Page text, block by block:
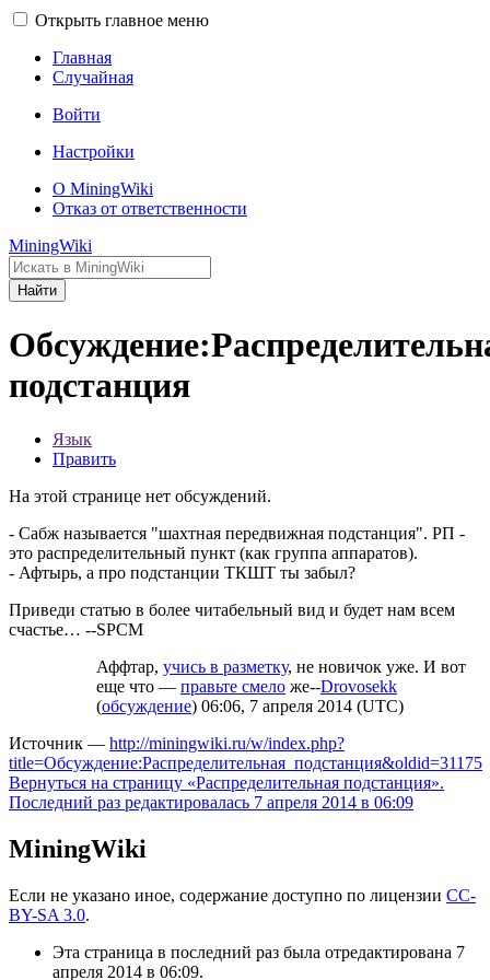
Открыть главное меню
Главная
Случайная
Войти
Настройки
О MiningWiki
Отказ от ответственности
MiningWiki
Найти
подстанция
Язык
Править
На этой странице нет обсуждений.
- Сабж называется "шахтная передвижная подстанция". РП -
это распределительный пункт (как группа аппаратов).
- Афтырь, а про подстанции ТКШТ ты забыл?
Приведи статью в более читабельный вид и будет нам всем
счастье… --SPCM
Аффтар, учись в разметку, не новичок уже. И вот
еще что — правьте смело же--Drovosekk
(обсуждение) 06:06, 7 апреля 2014 (UTC)
Источник — http://miningwiki.ru/w/index.php?
title=Обсуждение:Распределительная_подстанция&oldid=31175
Вернуться на страницу «Распределительная подстанция».
Последний раз редактировалась 7 апреля 2014 в 06:09
MiningWiki
Если не указано иное, содержание доступно по лицензии CC-
BY-SA 3.0.
Эта страница в последний раз была отредактирована 7
апреля 2014 в 06:09.